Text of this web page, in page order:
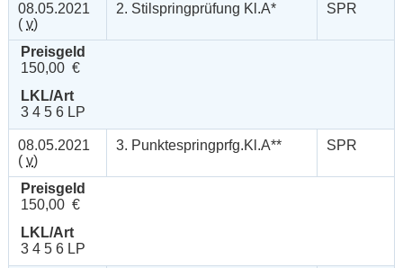
08.05.2021
( v)
2. Stilspringprüfung Kl.A* SPR
Preisgeld
150,00 €
LKL/Art
3 4 5 6 LP
08.05.2021
( v)
3. Punktespringprfg.Kl.A** SPR
Preisgeld
150,00 €
LKL/Art
3 4 5 6 LP